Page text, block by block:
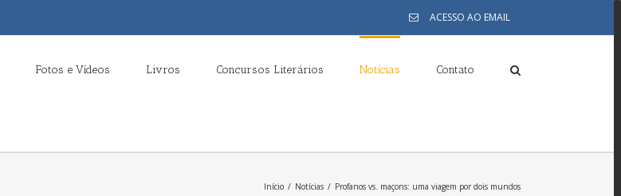
ACESSO AO EMAIL
Fotos e Vídeos Livros Concursos Literários Notícias Contato
Início / Notícias / Profanos vs. maçons: uma viagem por dois mundos